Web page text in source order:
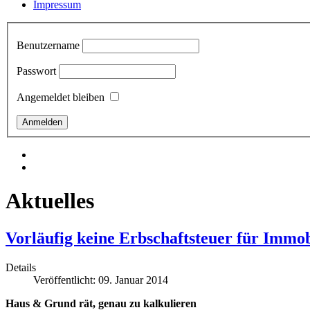
Impressum
Benutzername
Passwort
Angemeldet bleiben
Aktuelles
Vorläufig keine Erbschaftsteuer für
Details
Veröffentlicht: 09. Januar 2014
Haus & Grund rät, genau zu kalkulieren